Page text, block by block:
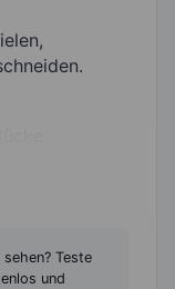
Teste
und